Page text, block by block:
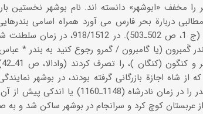
مخفف «ابوشهر» دانسته اند. نام بوشهر نخستین
دربارة بحر فارس می آورد همراه اسامی
سیراف ، از بوشهر نیز نام برده است (ج 1، ص
بندر گَمبرون (یا گامبرون / گمرو رجوع کنید به بندر *
انگلیسیها که از شاه اجازة بازرگانی گرفته بودند، در
(دروویل ، ص 341). کازرونی بنای بندر را در زمان